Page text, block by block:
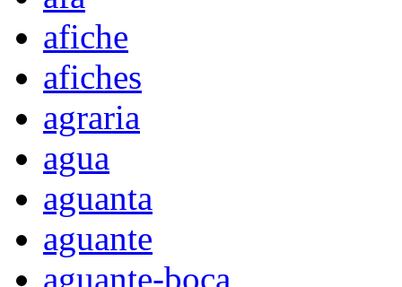
afiche
afiches
agraria
agua
aguanta
aguante
aguante-boca